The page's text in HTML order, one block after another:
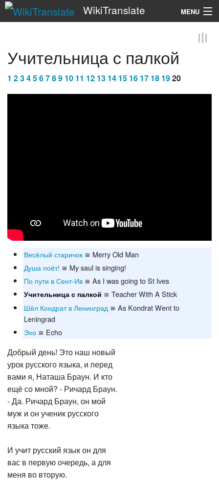
WikiTranslate MENU
Учительница с палкой
1 23456789 10 11 12 13 14 15 16 17 18 1920
Весёлый старичок ≅ Merry Old Man
Душа поёт! ≅ My saul is singing!
По пути в Сент-Ив ≅ As I was going to St Ives
Учительница с палкой ≅ Teacher With A Stick
Шёл Кондрат в Ленинград ≅ As Kondrat Went to
Leningrad
Эхо ≅ Echo
Добрый день! Это наш новый
урок русского языка, и перед
вами я, Наташа Браун. И кто
ещё со мной? - Ричард Браун.
- Да. Ричард Браун, он мой
муж и он ученик русского
языка тоже.
И учит русский язык он для
вас в первую очередь, а для
меня во вторую.